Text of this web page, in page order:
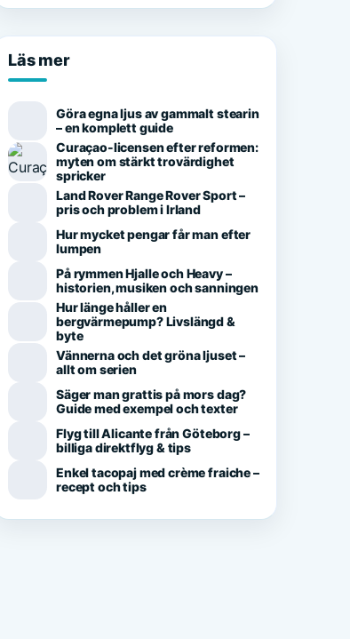
Läs mer
Göra egna ljus av gammalt stearin
– en komplett guide
Curaçao-licensen efter reformen:
myten om stärkt trovärdighet
spricker
Land Rover Range Rover Sport –
pris och problem i Irland
Hur mycket pengar får man efter
lumpen
På rymmen Hjalle och Heavy –
historien, musiken och sanningen
Hur länge håller en
bergvärmepump? Livslängd &
byte
Vännerna och det gröna ljuset –
allt om serien
Säger man grattis på mors dag?
Guide med exempel och texter
Flyg till Alicante från Göteborg –
billiga direktflyg & tips
Enkel tacopaj med crème fraiche –
recept och tips